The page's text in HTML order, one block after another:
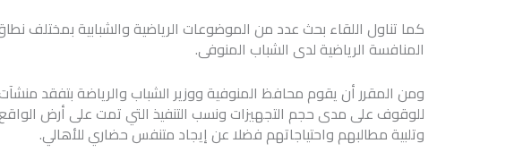
كما تناول اللقاء بحث عدد من الموضوعات الرياضية والشبابية بمختلف
المنافسة الرياضية لدى الشباب المنوفى.
ومن المقرر أن يقوم محافظ المنوفية ووزير الشباب والرياضة بتفقد
للوقوف على مدى حجم التجهيزات ونسب التنفيذ التي تمت على أرض
وتلبية مطالبهم واحتياجاتهم فضلا عن إيجاد متنفس حضاري للأهالي.